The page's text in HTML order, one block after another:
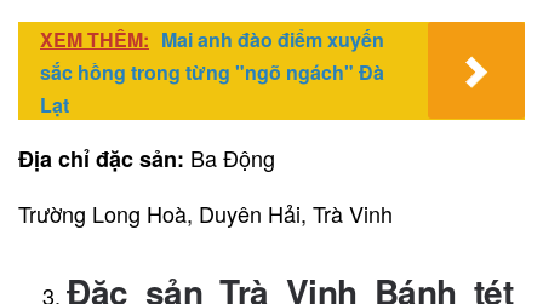
XEM THÊM: Mai anh đào điểm xuyến
sắc hồng trong từng "ngõ ngách" Đà
Lạt
Địa chỉ đặc sản: Ba Động
Trường Long Hoà, Duyên Hải, Trà Vinh
Đặc sản Trà Vinh Bánh tét